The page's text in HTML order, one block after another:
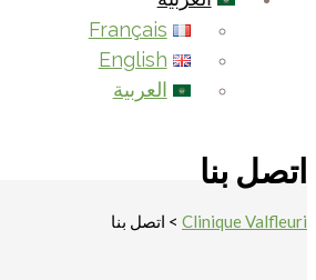
Français
English
العربية
اتصل بنا
Clinique Valfleuri
> اتصل بنا